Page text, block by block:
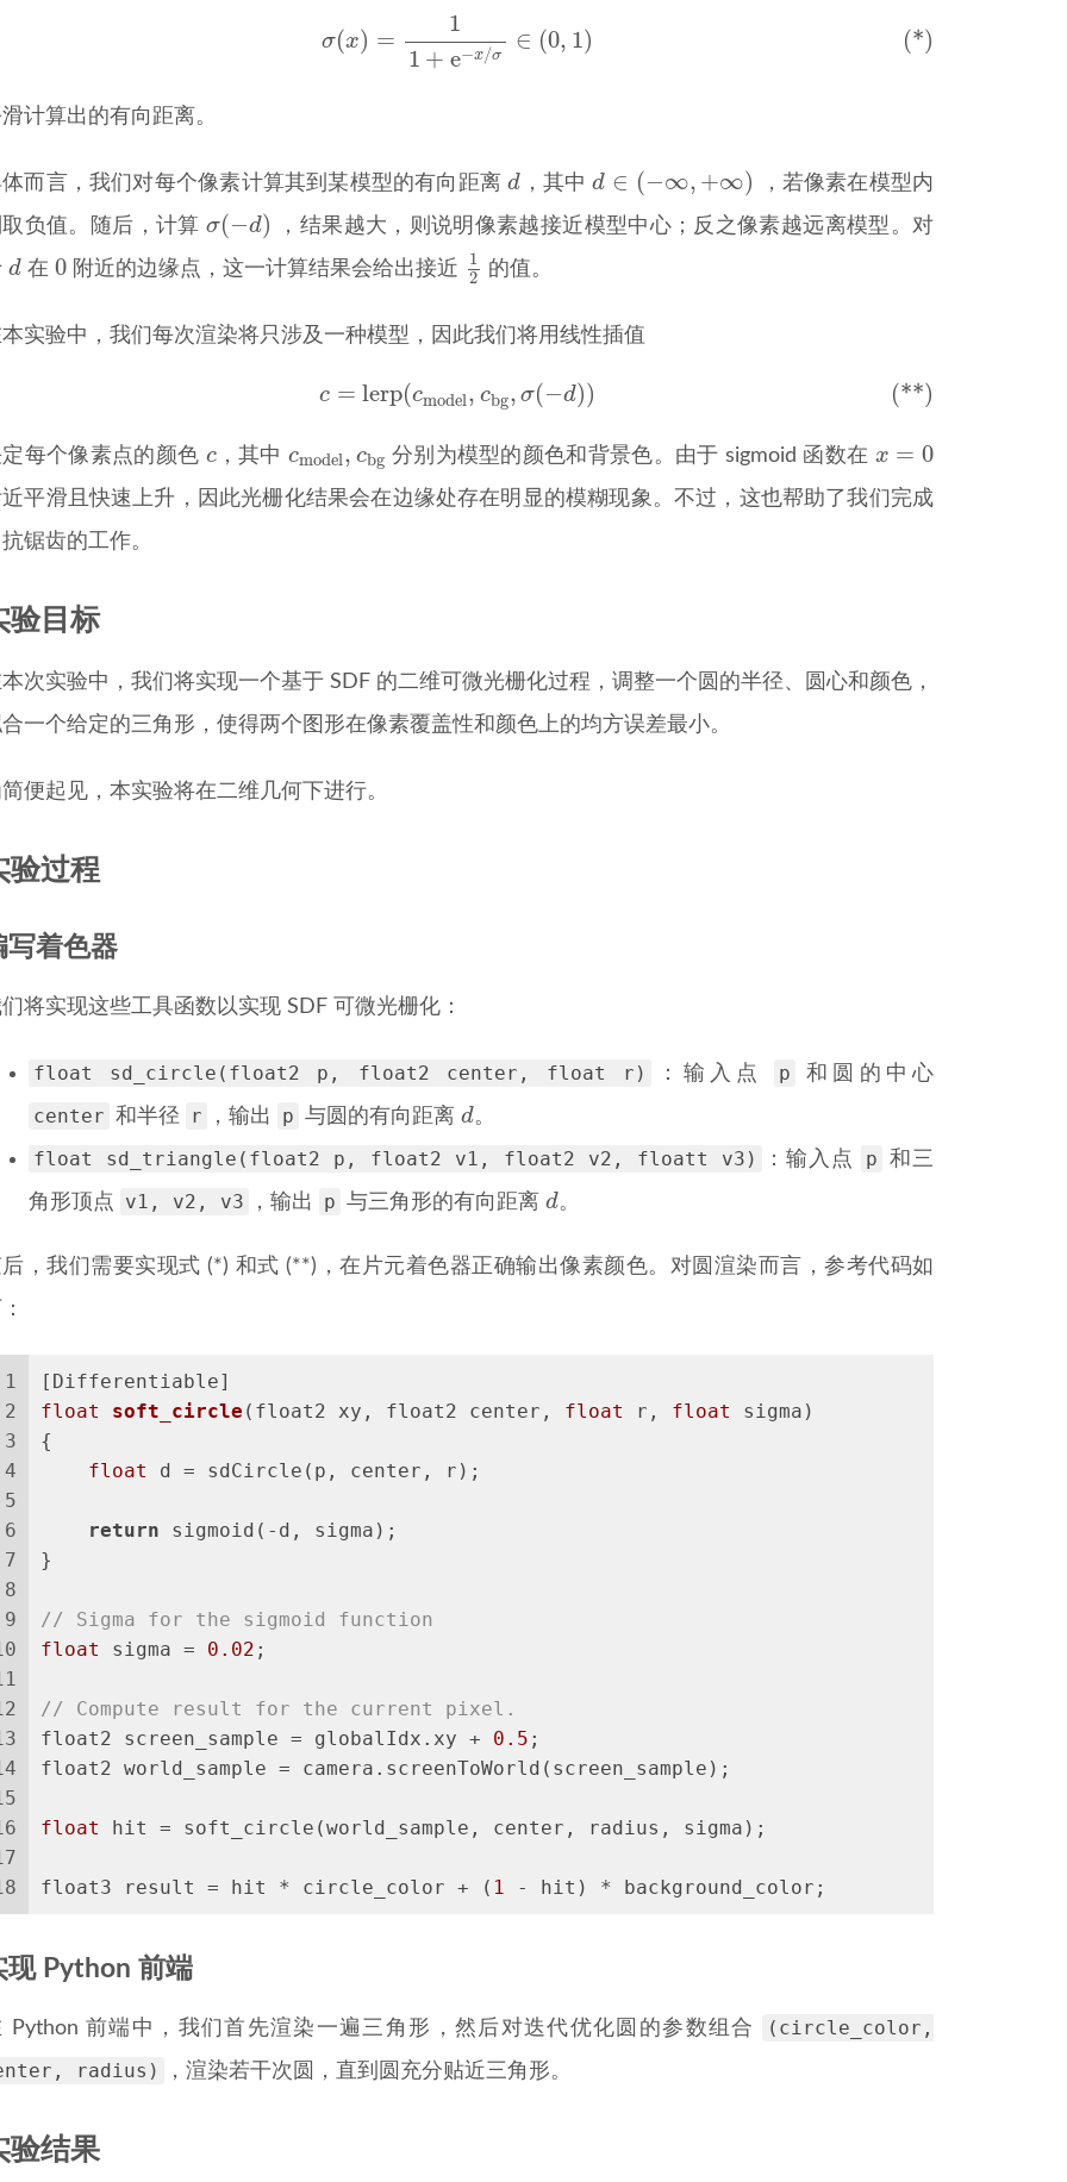
σ(x) =
1
1 + e−x/σ
∈ (0, 1) (*)
+e
计算出的有向距离。
而言，我们对每个像素计算其到某模型的有向距离dd
，其中d ∈ (−∞, +∞)
d ∈ − )
，若像素在模型内
负值。随后，计算σ(−d)
( d)
，结果越大，则说明像素越接近模型中心；反之像素越远离模型。对
dd
在0
0 附近的边缘点，这一计算结果会给出接近
1
2
1 2
的值。
实验中，我们每次渲染将只涉及一种模型，因此我们将用线性插值
c = lerp(cmodel, cbg, σ(−d)) (**)
=lerp( bg, −d
每个像素点的颜色 c
c，其中cmodel, cbg
c model, bg
分别为模型的颜色和背景色。由于 sigmoid 函数在 x = 0
平滑且快速上升，因此光栅化结果会在边缘处存在明显的模糊现象。不过，这也帮助了我们完成
锯齿的工作。
验目标
次实验中，我们将实现一个基于 SDF 的二维可微光栅化过程，调整一个圆的半径、圆心和颜色，
一个给定的三角形，使得两个图形在像素覆盖性和颜色上的均方误差最小。
便起见，本实验将在二维几何下进行。
验过程
写着色器
将实现这些工具函数以实现 SDF 可微光栅化：
float sd_circle(float2 p, float2 center, float r) ：输入点 p 和圆的中心
center 和半径 r ，输出 p 与圆的有向距离 dd
。
float sd_triangle(float2 p, float2 v1, float2 v2, floatt v3) ：输入点 p
和三
角形顶点
v1, v2, v3 ，输出 p 与三角形的有向距离 dd
。
，我们需要实现式 (*) 和式 (**)，在片元着色器正确输出像素颜色。对圆渲染而言，参考代码如
1
2
3
4
5
6
7
8
9
[Differentiable]
float
soft_circle (float2 xy, float2 center, float r, float
sigma)
{
float
d = sdCircle(p, center, r);
return sigmoid(-d, sigma);
}
// Sigma for the sigmoid function
float
sigma = 0.02 ;
// Compute result for the current pixel.
float2 screen_sample = globalIdx.xy + 0.5 ;
float2 world_sample = camera.screenToWorld(screen_sample);
float hit = soft_circle(world_sample, center, radius, sigma);
float3 result = hit * circle_color + ( 1 - hit) * background_color;
现 Python 前端
Python 前端中，我们首先渲染一遍三角形，然后对迭代优化圆的参数组合
(circle_color,
radius)
，渲染若干次圆，直到圆充分贴近三角形。
验结果